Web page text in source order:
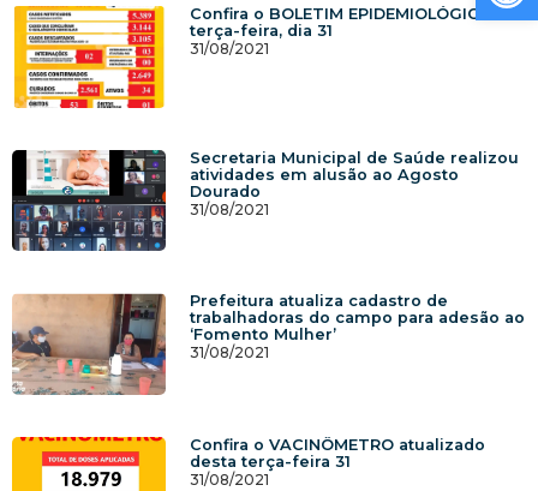
Confira o BOLETIM EPIDEMIOLÓGICO de
terça-feira, dia 31
31/08/2021
Secretaria Municipal de Saúde realizou
atividades em alusão ao Agosto
Dourado
31/08/2021
Prefeitura atualiza cadastro de
trabalhadoras do campo para adesão ao
‘Fomento Mulher’
31/08/2021
Confira o VACINÔMETRO atualizado
desta terça-feira 31
31/08/2021